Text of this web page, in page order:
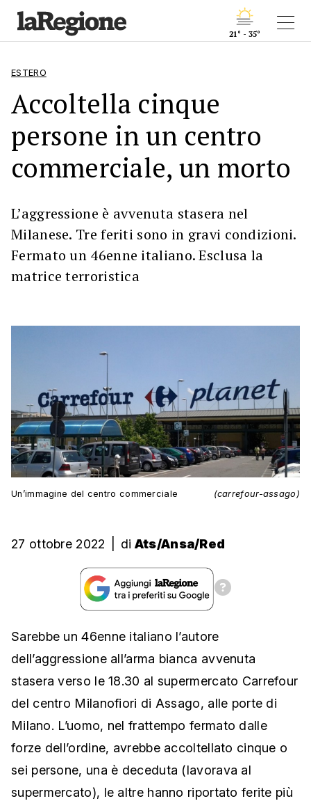
21° - 35°
ESTERO
Accoltella cinque
persone in un centro
commerciale, un morto
L’aggressione è avvenuta stasera nel
Milanese. Tre feriti sono in gravi condizioni.
Fermato un 46enne italiano. Esclusa la
matrice terroristica
Un’immagine del centro commerciale (carrefour-assago)
27 ottobre 2022 di Ats/Ansa/Red
Sarebbe un 46enne italiano l’autore
dell’aggressione all’arma bianca avvenuta
stasera verso le 18.30 al supermercato Carrefour
del centro Milanofiori di Assago, alle porte di
Milano. L’uomo, nel frattempo fermato dalle
forze dell’ordine, avrebbe accoltellato cinque o
sei persone, una è deceduta (lavorava al
supermercato), le altre hanno riportato ferite più